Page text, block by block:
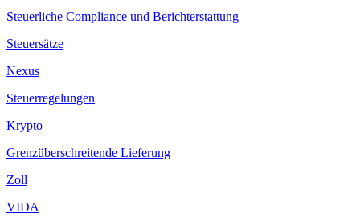
Steuerliche Compliance und Berichterstattung
Steuersätze
Nexus
Steuerregelungen
Krypto
Grenzüberschreitende Lieferung
Zoll
VIDA